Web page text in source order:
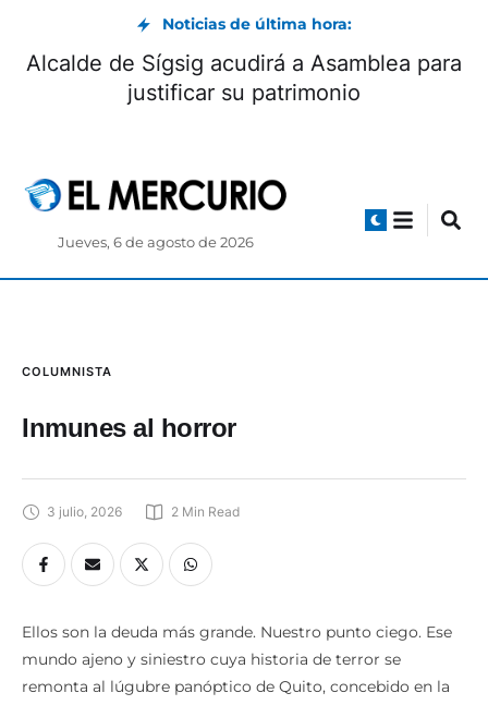
Noticias de última hora:
¡23 goles! Ciudadela San Roque firma una de
las mayores goleadas en la historia del
3 julio, 2026 Min Read
Ellos son la deuda más grande. Nuestro punto ciego. Ese
mundo ajeno y siniestro cuya historia de terror se